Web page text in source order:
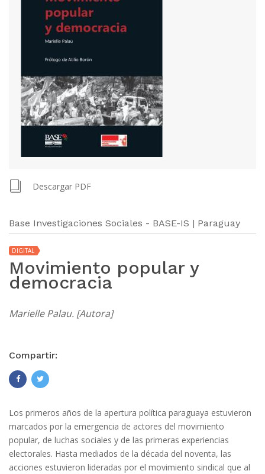
Descargar PDF
Base Investigaciones Sociales - BASE-IS | Paraguay
DIGITAL
Movimiento popular y
democracia
Marielle Palau. [Autora]
Compartir:
Los primeros años de la apertura política paraguaya estuvieron
marcados por la emergencia de actores del movimiento
popular, de luchas sociales y de las primeras experiencias
electorales. Hasta mediados de la década del noventa, las
acciones estuvieron lideradas por el movimiento sindical que al